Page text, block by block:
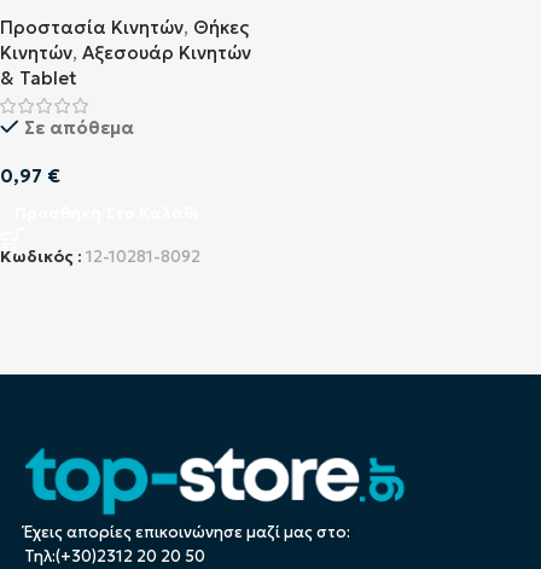
Προστασία Κινητών, Θήκες
Κινητών, Αξεσουάρ Κινητών
& Tablet
Σε απόθεμα
0,97 €
Κωδικός : 12-10281-8092
Έχεις απορίες επικοινώνησε μαζί μας στο:
Τηλ:(+30)2312 20 20 50